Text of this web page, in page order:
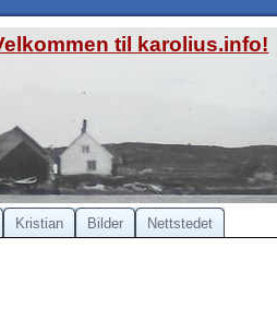
til karolius.info!
Kristian Bilder Nettstedet